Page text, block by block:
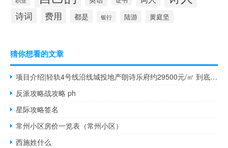
诗词 费用 都是 银行 陆游 黄庭坚
猜你想看的文章
项目介绍|轻轨4号线沿线城投地产朗诗乐府约29500元/㎡ 到底什么情况嘞
反派攻略战攻略 ph
星际攻略签名
常州小区房价一览表（常州小区）
西施姓什么